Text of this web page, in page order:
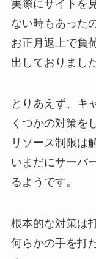
実際にサイトを
ない時もあった
お正月返上で負
出しておりまし
とりあえず、キ
くつかの対策を
リソース制限は
いまだにサーバ
るようです。
根本的な対策は
何らかの手を打